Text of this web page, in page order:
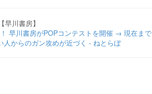
川書房】
早川書房がPOPコンテストを開催 → 現在まで
人からのガン攻めが近づく - ねとらぼ